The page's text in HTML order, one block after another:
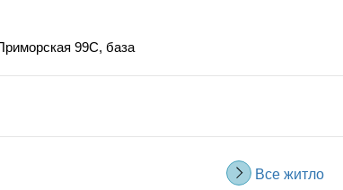
99С, база
Все житло